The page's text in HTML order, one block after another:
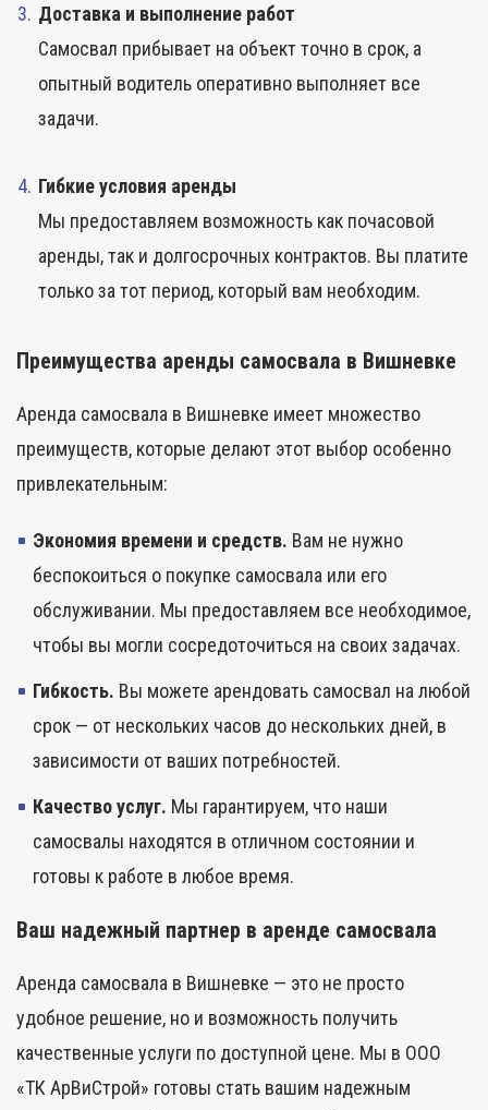
Доставка и выполнение работ
Самосвал прибывает на объект точно в срок, а
опытный водитель оперативно выполняет все
задачи.
Гибкие условия аренды
Мы предоставляем возможность как почасовой
аренды, так и долгосрочных контрактов. Вы платите
только за тот период, который вам необходим.
Преимущества аренды самосвала в Вишневке
Аренда самосвала в Вишневке имеет множество
преимуществ, которые делают этот выбор особенно
привлекательным:
Экономия времени и средств. Вам не нужно
беспокоиться о покупке самосвала или его
обслуживании. Мы предоставляем все необходимое,
чтобы вы могли сосредоточиться на своих задачах.
Гибкость. Вы можете арендовать самосвал на любой
срок — от нескольких часов до нескольких дней, в
зависимости от ваших потребностей.
Качество услуг. Мы гарантируем, что наши
самосвалы находятся в отличном состоянии и
готовы к работе в любое время.
Ваш надежный партнер в аренде самосвала
Аренда самосвала в Вишневке — это не просто
удобное решение, но и возможность получить
качественные услуги по доступной цене. Мы в ООО
«ТК АрВиСтрой» готовы стать вашим надежным